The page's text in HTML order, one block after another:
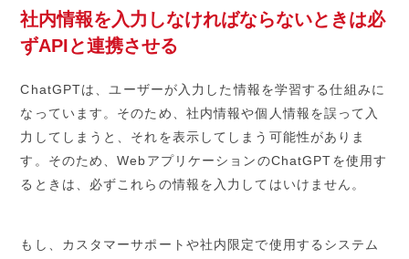
社内情報を入力しなければならないときは必
ずAPIと連携させる
ChatGPTは、ユーザーが入力した情報を学習する仕組みに
なっています。そのため、社内情報や個人情報を誤って入
力してしまうと、それを表示してしまう可能性がありま
す。そのため、WebアプリケーションのChatGPTを使用す
るときは、必ずこれらの情報を入力してはいけません。
もし、カスタマーサポートや社内限定で使用するシステム